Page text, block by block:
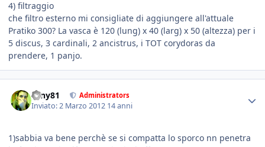
4) filtraggio
che filtro esterno mi consigliate di aggiungere all'attuale
Pratiko 300? La vasca è 120 (lung) x 40 (larg) x 50 (altezza) per i
5 discus, 3 cardinali, 2 ancistrus, i TOT corydoras da
prendere, 1 panjo.
tony81 Administrators
Inviato:2 Marzo 2012 14 anni
1)sabbia va bene perchè se si compatta lo sporco nn penetra